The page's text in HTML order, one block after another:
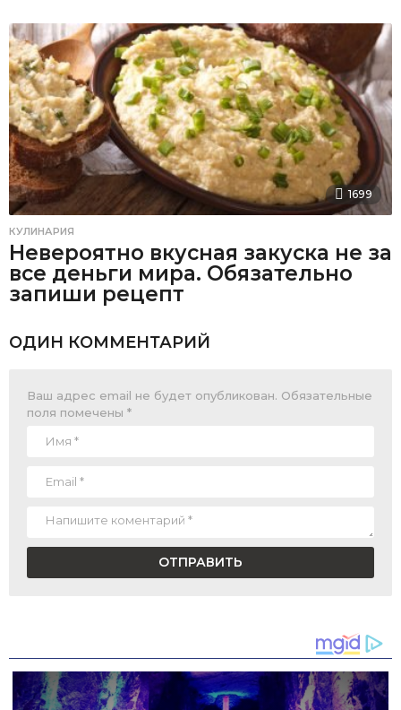
1699
КУЛИНАРИЯ
Невероятно вкусная закуска не за
все деньги мира. Обязательно
запиши рецепт
ОДИН КОММЕНТАРИЙ
Ваш адрес email не будет опубликован. Обязательные
поля помечены *